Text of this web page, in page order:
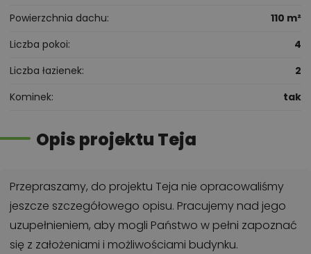
Powierzchnia dachu
110 m²
Liczba pokoi
4
Liczba łazienek
2
Kominek
tak
Opis projektu Teja
Przepraszamy, do projektu Teja nie opracowaliśmy
jeszcze szczegółowego opisu. Pracujemy nad jego
uzupełnieniem, aby mogli Państwo w pełni zapoznać
się z założeniami i możliwościami budynku.